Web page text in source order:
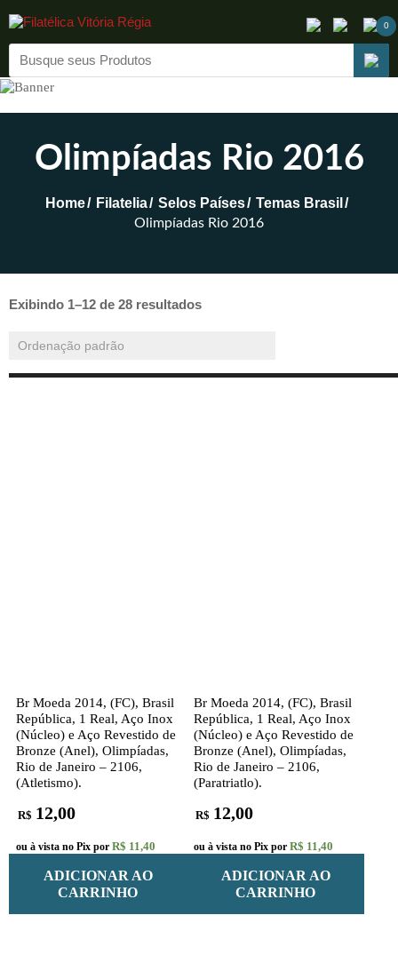
0
Olimpíadas Rio 2016
Home Filatelia Selos Países Temas Brasil
Olimpíadas Rio 2016
Exibindo 1–12 de 28 resultados
Br Moeda 2014, (FC), Brasil
República, 1 Real, Aço Inox
(Núcleo) e Aço Revestido de
Bronze (Anel), Olimpíadas,
Rio de Janeiro – 2106,
(Atletismo).
R$ 12,00
ou à vista no Pix por R$ 11,40
ADICIONAR AO
CARRINHO
Br Moeda 2014, (FC), Brasil
República, 1 Real, Aço Inox
(Núcleo) e Aço Revestido de
Bronze (Anel), Olimpíadas,
Rio de Janeiro – 2106,
(Paratriatlo).
R$ 12,00
ou à vista no Pix por R$ 11,40
ADICIONAR AO
CARRINHO